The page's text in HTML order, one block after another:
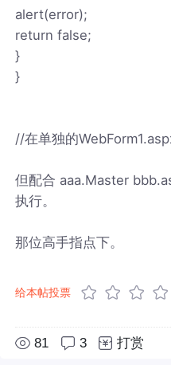
alert(error);
return false;
}
}
//在单独的
但配合 aaa.Master
执行。
那位高手指点下。
给本帖投票
81 3 打赏